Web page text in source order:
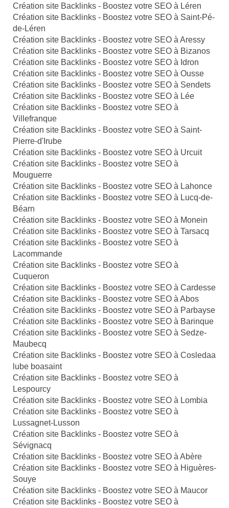
Création site Backlinks - Boostez votre SEO à Léren
Création site Backlinks - Boostez votre SEO à Saint-Pé-
de-Léren
Création site Backlinks - Boostez votre SEO à Aressy
Création site Backlinks - Boostez votre SEO à Bizanos
Création site Backlinks - Boostez votre SEO à Idron
Création site Backlinks - Boostez votre SEO à Ousse
Création site Backlinks - Boostez votre SEO à Sendets
Création site Backlinks - Boostez votre SEO à Lée
Création site Backlinks - Boostez votre SEO à
Villefranque
Création site Backlinks - Boostez votre SEO à Saint-
Pierre-d'Irube
Création site Backlinks - Boostez votre SEO à Urcuit
Création site Backlinks - Boostez votre SEO à
Mouguerre
Création site Backlinks - Boostez votre SEO à Lahonce
Création site Backlinks - Boostez votre SEO à Lucq-de-
Béarn
Création site Backlinks - Boostez votre SEO à Monein
Création site Backlinks - Boostez votre SEO à Tarsacq
Création site Backlinks - Boostez votre SEO à
Lacommande
Création site Backlinks - Boostez votre SEO à
Cuqueron
Création site Backlinks - Boostez votre SEO à Cardesse
Création site Backlinks - Boostez votre SEO à Abos
Création site Backlinks - Boostez votre SEO à Parbayse
Création site Backlinks - Boostez votre SEO à Barinque
Création site Backlinks - Boostez votre SEO à Sedze-
Maubecq
Création site Backlinks - Boostez votre SEO à Cosledaa
lube boasaint
Création site Backlinks - Boostez votre SEO à
Lespourcy
Création site Backlinks - Boostez votre SEO à Lombia
Création site Backlinks - Boostez votre SEO à
Lussagnet-Lusson
Création site Backlinks - Boostez votre SEO à
Sévignacq
Création site Backlinks - Boostez votre SEO à Abère
Création site Backlinks - Boostez votre SEO à Higuères-
Souye
Création site Backlinks - Boostez votre SEO à Maucor
Création site Backlinks - Boostez votre SEO à